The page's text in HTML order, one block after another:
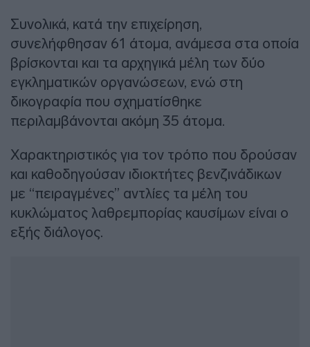
Συνολικά, κατά την επιχείρηση,
συνελήφθησαν 61 άτομα, ανάμεσα στα οποία
βρίσκονται και τα αρχηγικά μέλη των δύο
εγκληματικών οργανώσεων, ενώ στη
δικογραφία που σχηματίσθηκε
περιλαμβάνονται ακόμη 35 άτομα.
Χαρακτηριστικός για τον τρόπο που δρούσαν
και καθοδηγούσαν ιδιοκτήτες βενζινάδικων
με “πειραγμένες” αντλίες τα μέλη του
κυκλώματος λαθρεμπορίας καυσίμων είναι ο
εξής διάλογος.